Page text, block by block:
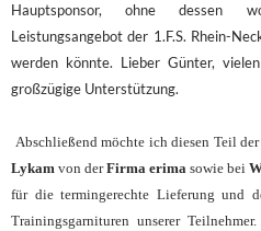
Hauptsponsor, ohne dessen
Leistungsangebot der 1.F.S. Rhein-
werden könnte. Lieber Günter,
großzügige Unterstützung.
Abschließend möchte ich diesen Teil
Lykam von derFirma erima sowie bei
für die termingerechte Lieferung und
Trainingsgarnituren unserer